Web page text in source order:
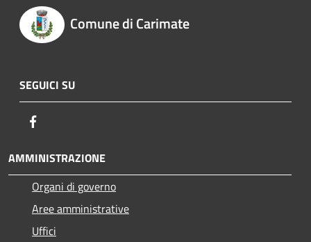
Comune di Carimate
SEGUICI SU
AMMINISTRAZIONE
Organi di governo
Aree amministrative
Uffici